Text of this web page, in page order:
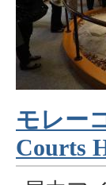
モレー
Courts